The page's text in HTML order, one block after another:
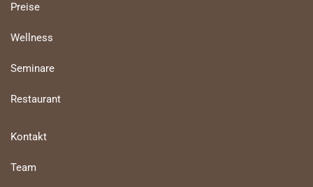
Preise
Wellness
Seminare
Restaurant
Kontakt
Team